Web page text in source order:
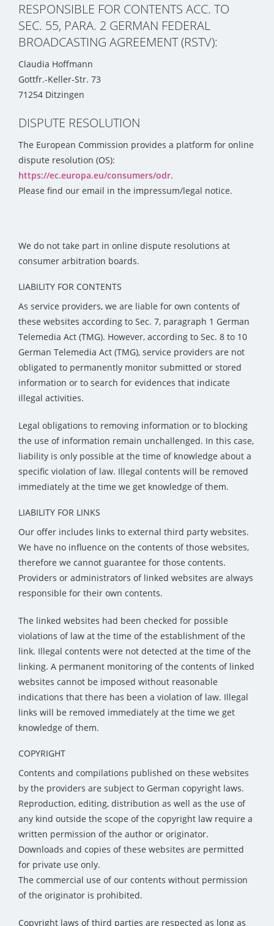
RESPONSIBLE FOR CONTENTS ACC. TO
SEC. 55, PARA. 2 GERMAN FEDERAL
BROADCASTING AGREEMENT (RSTV):
Claudia Hoffmann
Gottfr.-Keller-Str. 73
71254 Ditzingen
DISPUTE RESOLUTION
The European Commission provides a platform for online
dispute resolution (OS):
https://ec.europa.eu/consumers/odr.
Please find our email in the impressum/legal notice.
We do not take part in online dispute resolutions at
consumer arbitration boards.
LIABILITY FOR CONTENTS
As service providers, we are liable for own contents of
these websites according to Sec. 7, paragraph 1 German
Telemedia Act (TMG). However, according to Sec. 8 to 10
German Telemedia Act (TMG), service providers are not
obligated to permanently monitor submitted or stored
information or to search for evidences that indicate
illegal activities.
Legal obligations to removing information or to blocking
the use of information remain unchallenged. In this case,
liability is only possible at the time of knowledge about a
specific violation of law. Illegal contents will be removed
immediately at the time we get knowledge of them.
LIABILITY FOR LINKS
Our offer includes links to external third party websites.
We have no influence on the contents of those websites,
therefore we cannot guarantee for those contents.
Providers or administrators of linked websites are always
responsible for their own contents.
The linked websites had been checked for possible
violations of law at the time of the establishment of the
link. Illegal contents were not detected at the time of the
linking. A permanent monitoring of the contents of linked
websites cannot be imposed without reasonable
indications that there has been a violation of law. Illegal
links will be removed immediately at the time we get
knowledge of them.
COPYRIGHT
Contents and compilations published on these websites
by the providers are subject to German copyright laws.
Reproduction, editing, distribution as well as the use of
any kind outside the scope of the copyright law require a
written permission of the author or originator.
Downloads and copies of these websites are permitted
for private use only.
The commercial use of our contents without permission
of the originator is prohibited.
Copyright laws of third parties are respected as long as